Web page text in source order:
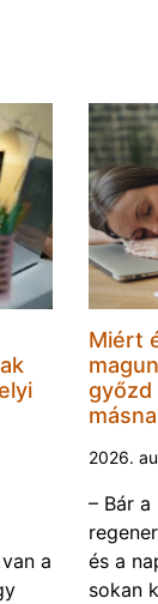
a
Miért
győzd
2026.
– Bár
és a
sokan